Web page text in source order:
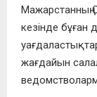
Мажарстанның
кезінде бұған
жағдайын